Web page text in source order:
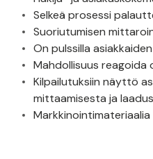
Selkeä prosessi
Suoriutumisen
On pulssilla
Mahdollisuus reagoida
Kilpailutuksiin näyttö
mittaamisesta ja